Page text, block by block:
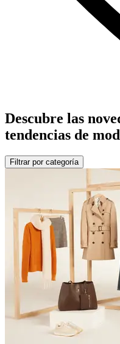
Descubre las
tendencias de
Filtrar por categoría